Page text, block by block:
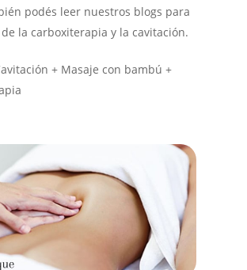
podés leer nuestros blogs para
la carboxiterapia y la cavitación.
+ Masaje con bambú +